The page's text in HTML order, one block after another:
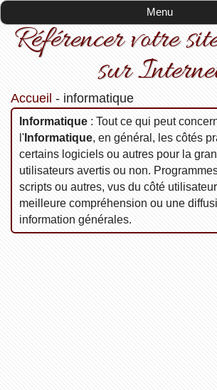
Menu
Référencer votre
sur
Accueil - informatique
informatique: Tout ce qui peut
l'Informatique, en général, les côtés
certains logiciels ou autres pour la
utilisateurs avertis ou non.
scripts ou autres, vus du côté
meilleure compréhension ou une
information générales.